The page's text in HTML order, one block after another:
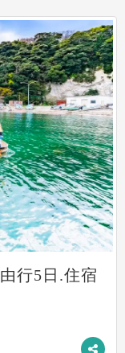
行5日.住宿